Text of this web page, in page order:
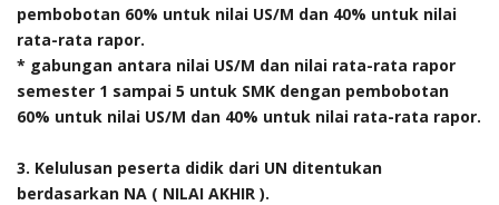
pembobotan 60% untuk nilai US/M dan 40% untuk nilai
rata-rata rapor.
* gabungan antara nilai US/M dan nilai rata-rata rapor
semester 1 sampai 5 untuk SMK dengan pembobotan
60% untuk nilai US/M dan 40% untuk nilai rata-rata rapor.
3. Kelulusan peserta didik dari UN ditentukan
berdasarkan NA ( NILAI AKHIR ).